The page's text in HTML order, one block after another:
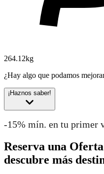
264.12kg
¿Hay algo que podamos
¡Haznos saber!
-15% mín. en tu primer
Reserva una
descubre más